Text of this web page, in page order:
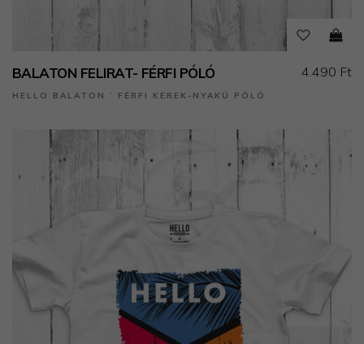
BALATON FELIRAT- FÉRFI PÓLÓ
HELLO BALATON ˙ FÉRFI KEREK-NYAKÚ PÓLÓ
4.490 Ft